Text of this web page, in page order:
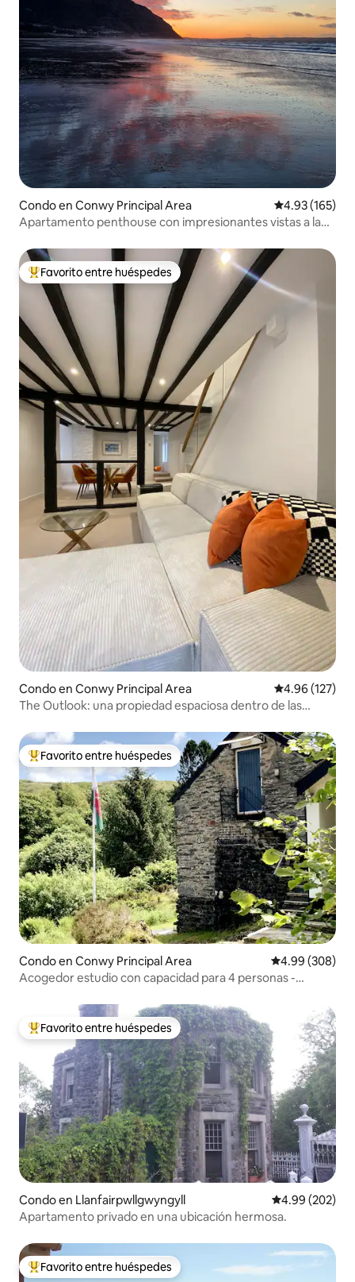
Condo en Conwy Principal Area Calificación
4.93 (165)
Apartamento penthouse con impresionantes vistas a la
Favorito entre huéspedes preferido
Favorito entre huéspedes
Condo en Conwy Principal Area Calificación
4.96 (127)
The Outlook: una propiedad espaciosa dentro de las
Favorito entre huéspedes preferido
Favorito entre huéspedes
Condo en Conwy Principal Area Calificación
4.99 (308)
Acogedor estudio con capacidad para 4 personas -
Favorito entre huéspedes preferido
Favorito entre huéspedes
Condo en Llanfairpwllgwyngyll Calificación
4.99 (202)
Apartamento privado en una ubicación hermosa.
Favorito entre huéspedes preferido
Favorito entre huéspedes